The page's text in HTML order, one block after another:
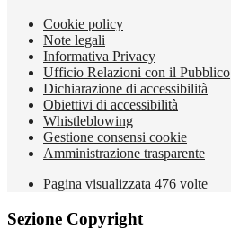
Cookie policy
Note legali
Informativa Privacy
Ufficio Relazioni con il Pubblico
Dichiarazione di accessibilità
Obiettivi di accessibilità
Whistleblowing
Gestione consensi cookie
Amministrazione trasparente
Pagina visualizzata 476 volte
Sezione Copyright